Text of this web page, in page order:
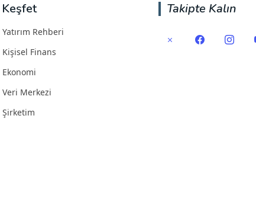
Keşfet
Yatırım Rehberi
Kişisel Finans
Ekonomi
Veri Merkezi
Şirketim
Takipte Kalın